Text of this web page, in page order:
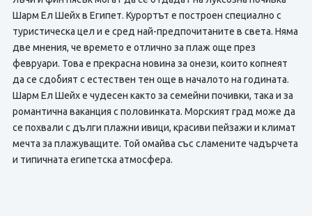
Шарм Ел Шейх в Египет. Курортът е построен специално с
туристическа цел и е сред най-предпочитаните в света. Няма
две мнения, че времето е отлично за плаж още през
февруари. Това е прекрасна новина за онези, които копнеят
да се сдобият с естествен тен още в началото на годината.
Шарм Ел Шейх е чудесен както за семейни почивки, така и за
романтична ваканция с половинката. Морският град може да
се похвали с дълги плажни ивици, красиви пейзажи и климат
мечта за плажуващите. Той омайва със сламените чадърчета
и типичната египетска атмосфера.